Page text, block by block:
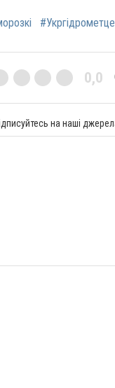
0,0
на наші